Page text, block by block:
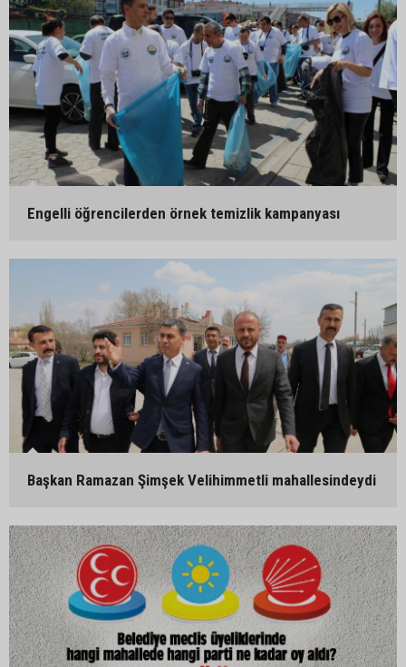
Engelli öğrencilerden örnek temizlik kampanyası
Başkan Ramazan Şimşek Velihimmetli mahallesindeydi